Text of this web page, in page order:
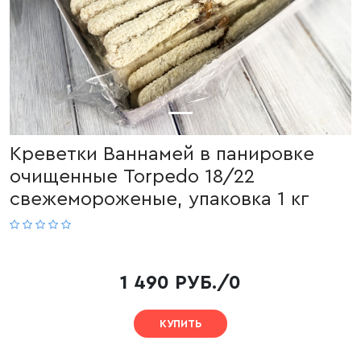
Креветки Ваннамей в панировке
очищенные Torpedo 18/22
свежемороженые, упаковка 1 кг
1 490 РУБ./0
КУПИТЬ